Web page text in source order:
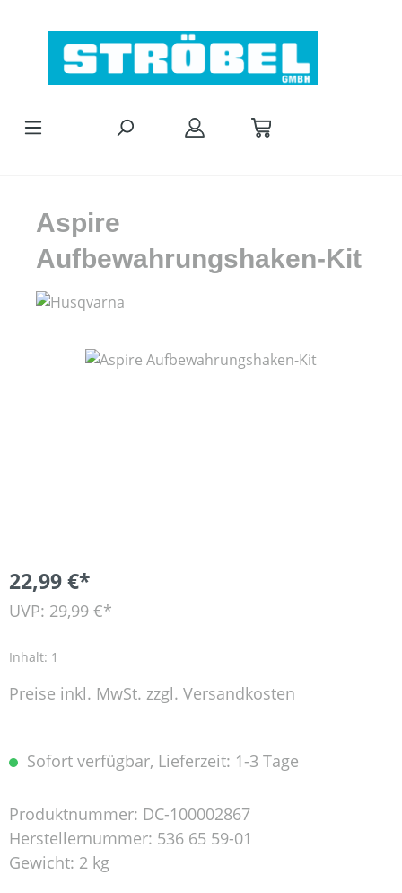
Aspire
Aufbewahrungshaken-Kit
Bildergalerie überspringen
22,99 €*
UVP: 29,99 €*
Inhalt: 1
Preise inkl. MwSt. zzgl. Versandkosten
Sofort verfügbar, Lieferzeit: 1-3 Tage
Produktnummer: DC-100002867
Herstellernummer: 536 65 59-01
Gewicht: 2 kg